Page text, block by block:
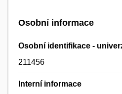
Osobní informace
Osobní identifikace -
211456
Interní informace